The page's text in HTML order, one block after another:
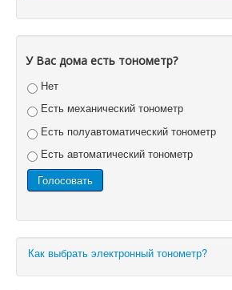
У Вас дома есть тонометр?
Нет
Есть механический тонометр
Есть полуавтоматический тонометр
Есть автоматический тонометр
Как выбрать электронный тонометр?